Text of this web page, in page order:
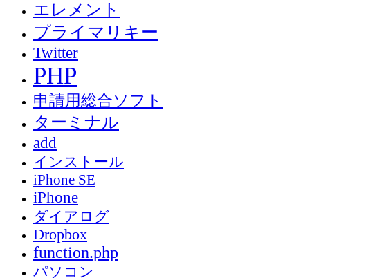
エレメント
プライマリキー
Twitter
PHP
申請用総合ソフト
ターミナル
add
インストール
iPhone SE
iPhone
ダイアログ
Dropbox
function.php
パソコン